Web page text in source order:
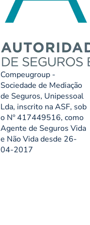
Compeugroup -
Sociedade de Mediação
de Seguros, Unipessoal
Lda, inscrito na ASF, sob
o Nº 417449516, como
Agente de Seguros Vida
e Não Vida desde 26-
04-2017